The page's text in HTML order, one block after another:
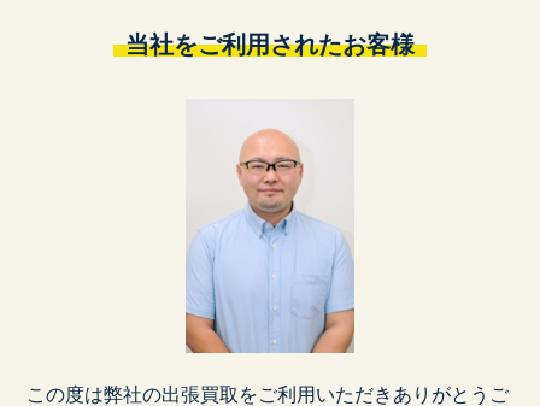
当社をご利用されたお客様
この度は弊社の出張買取をご利用いただきありがとうご